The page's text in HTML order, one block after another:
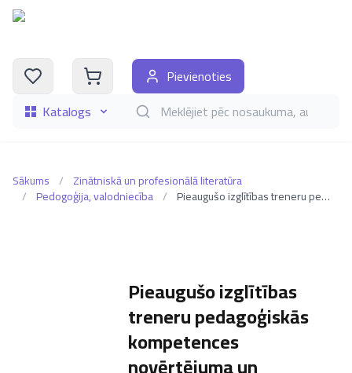
Katalogs Meklēt grāmatas pēc nosaukuma, autora,
Pievienoties
Sākums / Zinātniskā un profesionālā literatūra
/ Pedogoģija, valodniecība / Pieaugušo izglītības treneru pedagoģiskās kompetences novērtējuma un validācijas rokasgrāmata
Pieaugušo izglītības
treneru pedagoģiskās
kompetences